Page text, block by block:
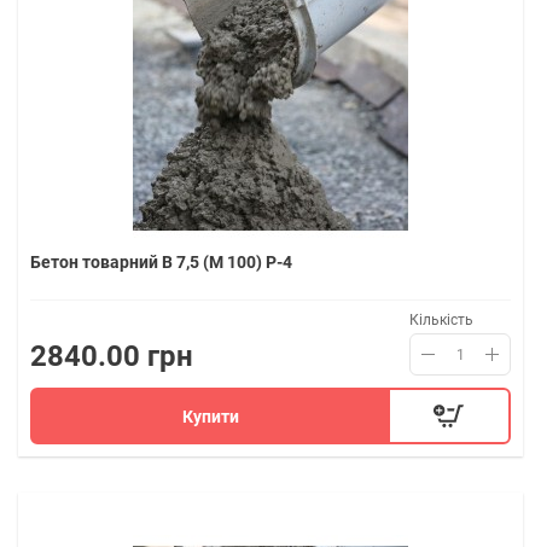
Бетон товарний В 7,5 (M 100) P-4
2840.00 грн
Кількість
Купити